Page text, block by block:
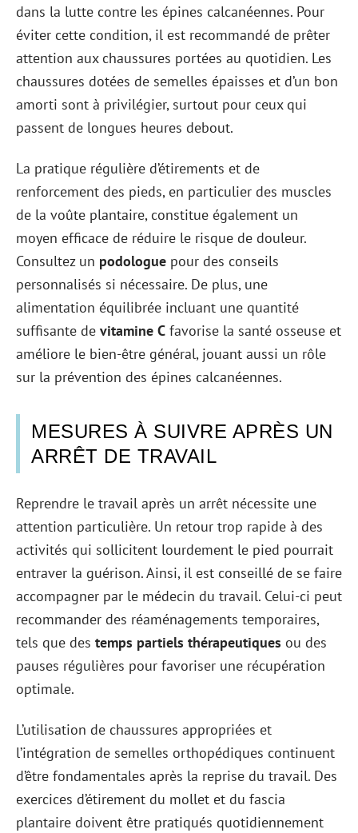
dans la lutte contre les épines calcanéennes. Pour
éviter cette condition, il est recommandé de prêter
attention aux chaussures portées au quotidien. Les
chaussures dotées de semelles épaisses et d’un bon
amorti sont à privilégier, surtout pour ceux qui
passent de longues heures debout.
La pratique régulière d’étirements et de
renforcement des pieds, en particulier des muscles
de la voûte plantaire, constitue également un
moyen efficace de réduire le risque de douleur.
Consultez un podologue pour des conseils
personnalisés si nécessaire. De plus, une
alimentation équilibrée incluant une quantité
suffisante de vitamine C favorise la santé osseuse et
améliore le bien-être général, jouant aussi un rôle
sur la prévention des épines calcanéennes.
MESURES À SUIVRE APRÈS UN
ARRÊT DE TRAVAIL
Reprendre le travail après un arrêt nécessite une
attention particulière. Un retour trop rapide à des
activités qui sollicitent lourdement le pied pourrait
entraver la guérison. Ainsi, il est conseillé de se faire
accompagner par le médecin du travail. Celui-ci peut
recommander des réaménagements temporaires,
tels que des temps partiels thérapeutiques ou des
pauses régulières pour favoriser une récupération
optimale.
L’utilisation de chaussures appropriées et
l’intégration de semelles orthopédiques continuent
d’être fondamentales après la reprise du travail. Des
exercices d’étirement du mollet et du fascia
plantaire doivent être pratiqués quotidiennement